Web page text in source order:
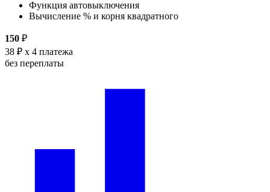
Функция автовыключения
Вычисление % и корня квадратного
150 ₽
38 ₽ x 4 платежа
без переплаты